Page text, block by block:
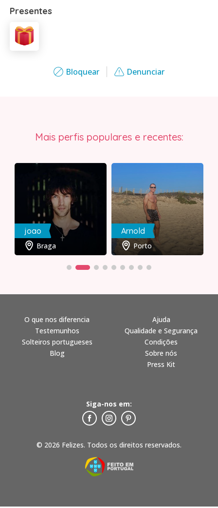
Bloquear Denunciar
Presentes
Mais perfis populares e recentes:
joao
Braga
Arnold
Porto
© 2026 Felizes. Todos os direitos reservados.
O que nos diferencia
Testemunhos
Solteiros portugueses
Blog
Ajuda
Qualidade e Segurança
Condições
Sobre nós
Press Kit
Siga-nos em: